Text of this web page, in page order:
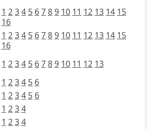
1 234 5 6789 10 11 12 13 14 15
16
1 234 5 6789 10 11 12 13 14 15
16
1 234 5 6789 10 11 12 13
1 234 5 6
1 234 5 6
1 234
1 234